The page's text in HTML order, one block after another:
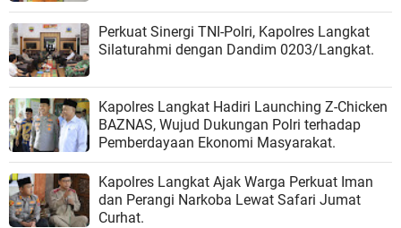
Perkuat Sinergi TNI-Polri, Kapolres Langkat
Silaturahmi dengan Dandim 0203/Langkat.
Kapolres Langkat Hadiri Launching Z-Chicken
BAZNAS, Wujud Dukungan Polri terhadap
Pemberdayaan Ekonomi Masyarakat.
Kapolres Langkat Ajak Warga Perkuat Iman
dan Perangi Narkoba Lewat Safari Jumat
Curhat.